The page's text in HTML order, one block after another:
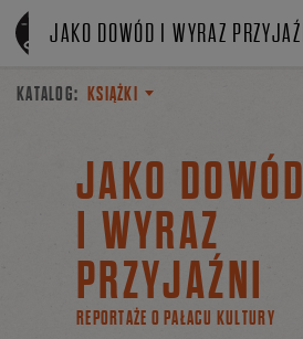
Linki do przejścia
KATALOG: KSIĄŻKI
JAKO DOWÓD
I WYRAZ
PRZYJAŹNI
REPORTAŻE O PAŁACU KULTURY